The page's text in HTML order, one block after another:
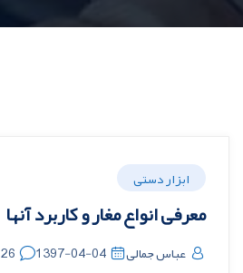
ابزار دستی
معرفی انواع مغار و کاربرد آنها
عباس جمالی 1397-04-04 26 دیدگاه